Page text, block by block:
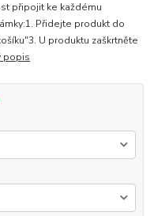
připojit ke každému
Přidejte produkt do
U produktu zaškrtněte
popis